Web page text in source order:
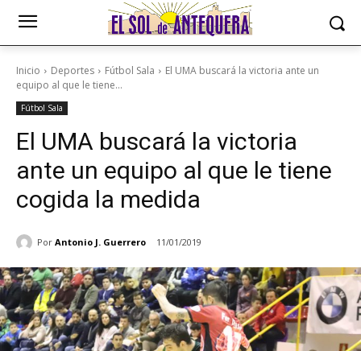
Inicio Deportes Fútbol Sala
El UMA buscará la victoria ante un
equipo al que le tiene...
Fútbol Sala
El UMA buscará la victoria
ante un equipo al que le tiene
cogida la medida
Por Antonio J. Guerrero 11/01/2019